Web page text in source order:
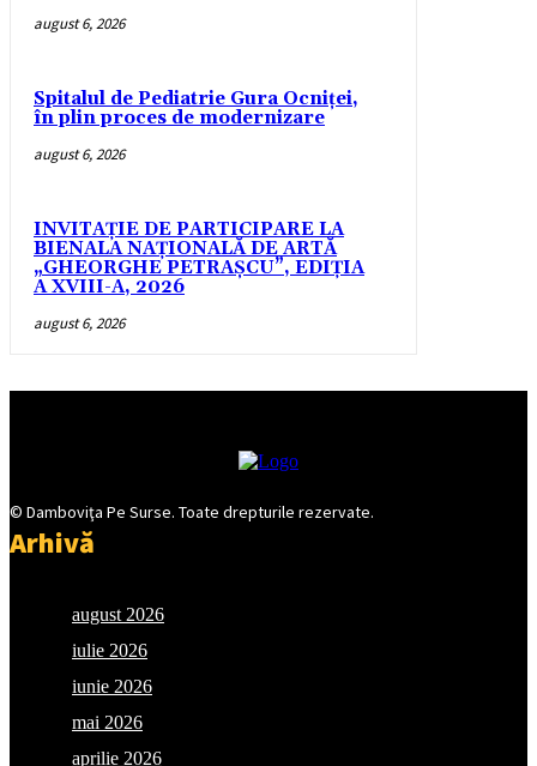
august 6, 2026
Spitalul de Pediatrie Gura Ocniței,
în plin proces de modernizare
august 6, 2026
INVITAȚIE DE PARTICIPARE LA
BIENALA NAȚIONALĂ DE ARTĂ
„GHEORGHE PETRAȘCU”, EDIŢIA
A XVIII-A, 2026
august 6, 2026
© Damboviţa Pe Surse. Toate drepturile rezervate.
Arhivă
august 2026
iulie 2026
iunie 2026
mai 2026
aprilie 2026